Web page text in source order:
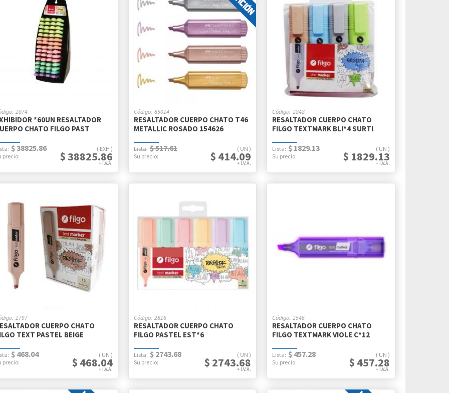
2874
*60UN RESALTADOR
CHATO FILGO PAST
EXH
$ 38825.86
$ 38825.86
85014
RESALTADOR CUERPO CHATO T46
METALLIC ROSADO 154626
UN
$ 517.61
$ 414.09
2848
RESALTADOR CUERPO CHATO
FILGO TEXTMARK BLI*4 SURTI
UN
$ 1829.13
$ 1829.13
2797
CUERPO CHATO
TEXT PASTEL BEIGE
UN
$ 468.04
$ 468.04
2816
RESALTADOR CUERPO CHATO
FILGO PASTEL EST*6
UN
$ 2743.68
$ 2743.68
2546
RESALTADOR CUERPO CHATO
FILGO TEXTMARK VIOLE C*12
UN
$ 457.28
$ 457.28